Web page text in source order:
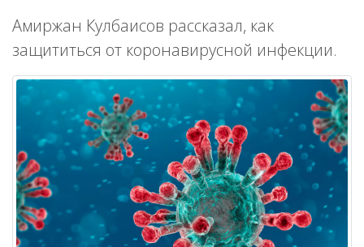
Амиржан Кулбаисов рассказал, как
защититься от коронавирусной инфекции.